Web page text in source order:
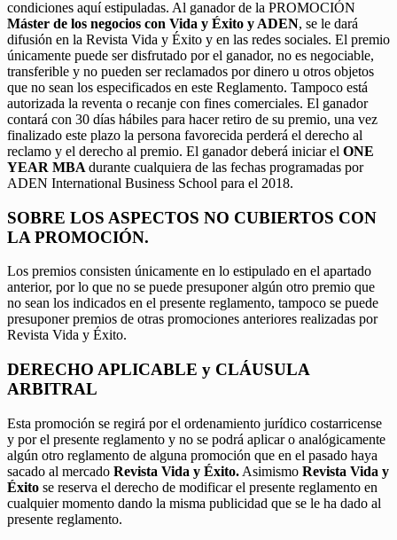
condiciones aquí estipuladas. Al ganador de la PROMOCIÓN
Máster de los negocios con Vida y Éxito y ADEN, se le dará
difusión en la Revista Vida y Éxito y en las redes sociales. El premio
únicamente puede ser disfrutado por el ganador, no es negociable,
transferible y no pueden ser reclamados por dinero u otros objetos
que no sean los especificados en este Reglamento. Tampoco está
autorizada la reventa o recanje con fines comerciales. El ganador
contará con 30 días hábiles para hacer retiro de su premio, una vez
finalizado este plazo la persona favorecida perderá el derecho al
reclamo y el derecho al premio. El ganador deberá iniciar el ONE
YEAR MBA durante cualquiera de las fechas programadas por
ADEN International Business School para el 2018.
SOBRE LOS ASPECTOS NO CUBIERTOS CON
LA PROMOCIÓN.
Los premios consisten únicamente en lo estipulado en el apartado
anterior, por lo que no se puede presuponer algún otro premio que
no sean los indicados en el presente reglamento, tampoco se puede
presuponer premios de otras promociones anteriores realizadas por
Revista Vida y Éxito.
DERECHO APLICABLE y CLÁUSULA
ARBITRAL
Esta promoción se regirá por el ordenamiento jurídico costarricense
y por el presente reglamento y no se podrá aplicar o analógicamente
algún otro reglamento de alguna promoción que en el pasado haya
sacado al mercado Revista Vida y Éxito. Asimismo Revista Vida y
Éxito se reserva el derecho de modificar el presente reglamento en
cualquier momento dando la misma publicidad que se le ha dado al
presente reglamento.